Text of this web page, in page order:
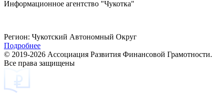
Информационное агентство "Чукотка"
Регион: Чукотский Автономный Округ
Подробнее
© 2019-2026 Ассоциация Развития Финансовой Грамотности.
Все права защищены